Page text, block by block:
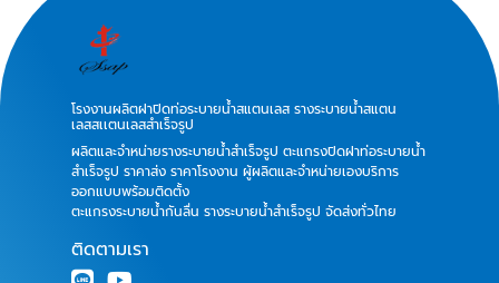
โรงงานผลิตฝาปิดท่อระบายน้ำสแตนเลส รางระบายน้ำสแตน
เลสสเเตนเลสสำเร็จรูป
ผลิตและจำหน่ายรางระบายน้ำสำเร็จรูป ตะแกรงปิดฝาท่อระบายน้ำ
สำเร็จรูป ราคาส่ง ราคาโรงงาน ผู้ผลิตและจำหน่ายเองบริการ
ออกแบบพร้อมติดตั้ง
ตะแกรงระบายน้ำกันลื่น รางระบายน้ำสำเร็จรูป จัดส่งทั่วไทย
ติดตามเรา